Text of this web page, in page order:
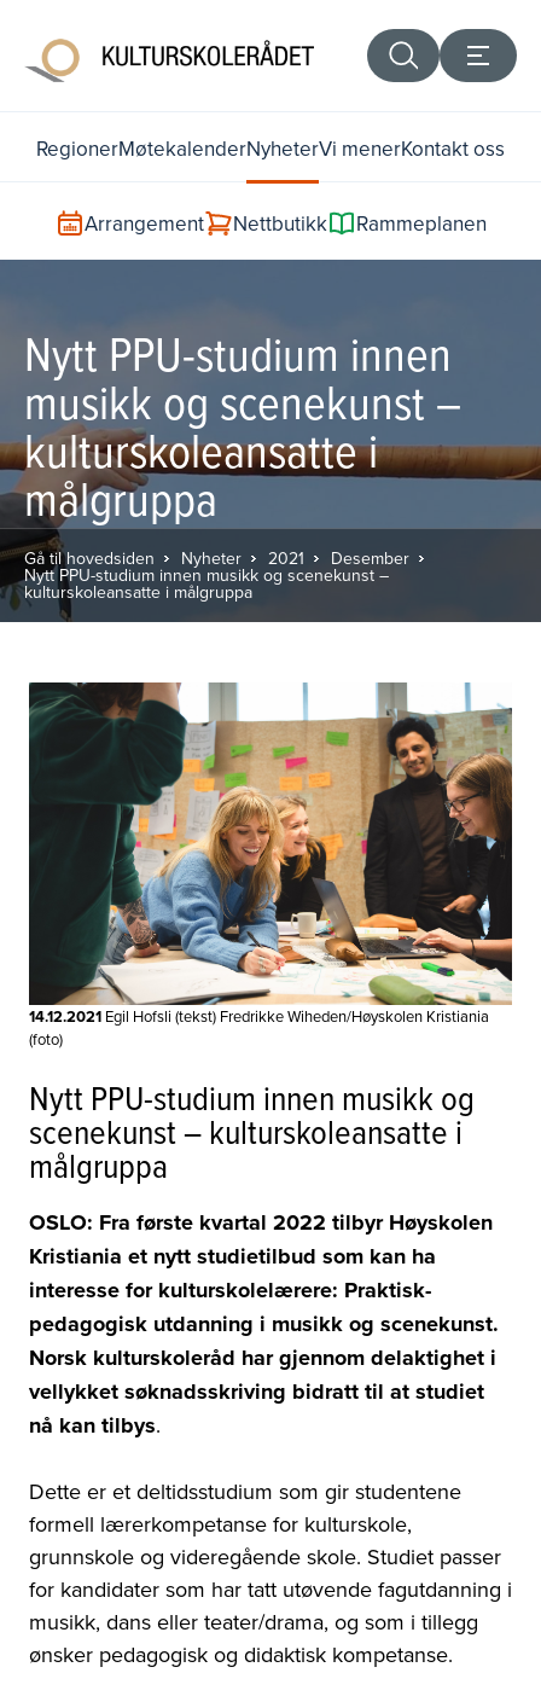
RegionerMøtekalenderNyheterVi menerKontakt oss
Arrangement Nettbutikk Rammeplanen
Nytt PPU-studium innen
musikk og scenekunst –
kulturskoleansatte i
målgruppa
Gå til hovedsiden Nyheter 2021 Desember
Nytt PPU-studium innen musikk og scenekunst –
kulturskoleansatte i målgruppa
14.12.2021 Egil Hofsli (tekst) Fredrikke Wiheden/Høyskolen Kristiania
(foto)
Nytt PPU-studium innen musikk og
scenekunst – kulturskoleansatte i
målgruppa
OSLO: Fra første kvartal 2022 tilbyr Høyskolen
Kristiania et nytt studietilbud som kan ha
interesse for kulturskolelærere: Praktisk-
pedagogisk utdanning i musikk og scenekunst.
Norsk kulturskoleråd har gjennom delaktighet i
vellykket søknadsskriving bidratt til at studiet
nå kan tilbys.
Dette er et deltidsstudium som gir studentene
formell lærerkompetanse for kulturskole,
grunnskole og videregående skole. Studiet passer
for kandidater som har tatt utøvende fagutdanning i
musikk, dans eller teater/drama, og som i tillegg
ønsker pedagogisk og didaktisk kompetanse.